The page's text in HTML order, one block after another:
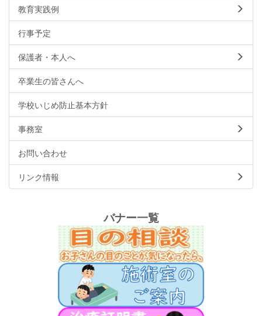
教育実践例
行事予定
保護者・本人へ
卒業生の皆さんへ
学校いじめ防止基本方針
事務室
お問い合わせ
リンク情報
バナー一覧